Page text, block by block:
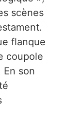
scènes
flanque
coupole
En son